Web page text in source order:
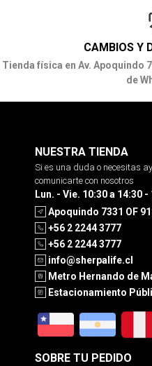
CAMBIOS Y
Tienda física en Av. Apoquindo
de
NUESTRA TIENDA
Si es una duda o necesitas
comunicarte con nosotros
Lun. - Vie. 10:30 a 14:30 -
Apoquindo 7331 OF
+56 2 2244 3777
+56 2 2244 3777
info@sherpalife.cl
Metro Hernando de
Estacionamiento
SOBRE TU PEDIDO